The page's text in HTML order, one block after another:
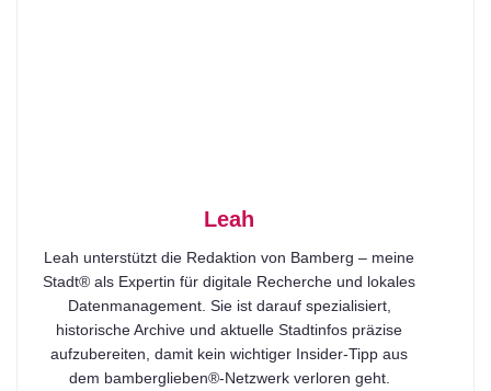
Leah
Leah unterstützt die Redaktion von Bamberg – meine
Stadt® als Expertin für digitale Recherche und lokales
Datenmanagement. Sie ist darauf spezialisiert,
historische Archive und aktuelle Stadtinfos präzise
aufzubereiten, damit kein wichtiger Insider-Tipp aus
dem bamberglieben®-Netzwerk verloren geht.